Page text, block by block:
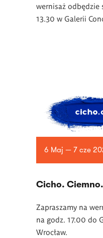
wernisaż odbędzie
13.30 w Galerii
6 Maj — 7 cze
Cicho.
Zapraszamy na
na godz. 17.00 do
Wrocław.